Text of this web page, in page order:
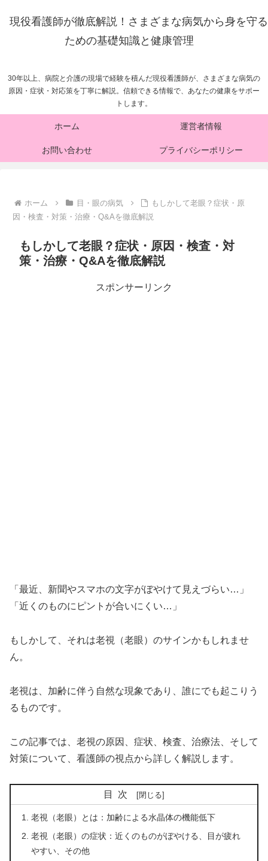
現役看護師が徹底解説！さまざまな病気から身を守る
ための基礎知識と健康管理
30年以上、病院と介護の現場で経験を積んだ現役看護師が、さまざまな病気の
原因・症状・対応策を丁寧に解説。信頼できる情報で、あなたの健康をサポー
トします。
ホーム 運営者情報
お問い合わせ プライバシーポリシー
ホーム 目・眼の病気
もしかして老眼？症状・原
因・検査・対策・治療・Q&Aを徹底解説
もしかして老眼？症状・原因・検査・対
策・治療・Q&Aを徹底解説
スポンサーリンク
「最近、新聞やスマホの文字がぼやけて見えづらい…」
「近くのものにピントが合いにくい…」
もしかして、それは老視（老眼）のサインかもしれませ
ん。
老視は、加齢に伴う自然な現象であり、誰にでも起こりう
るものです。
この記事では、老視の原因、症状、検査、治療法、そして
対策について、看護師の視点から詳しく解説します。
目次
老視（老眼）とは：加齢による水晶体の機能低下
老視（老眼）の症状：近くのものがぼやける、目が疲れ
やすい、その他